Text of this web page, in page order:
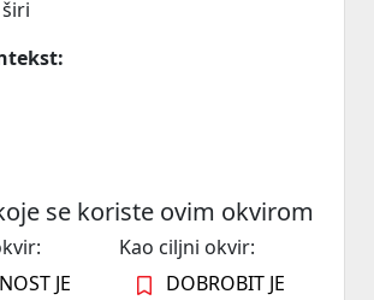
se koriste ovim okvirom
JE
Kao ciljni okvir:
DOBROBIT JE